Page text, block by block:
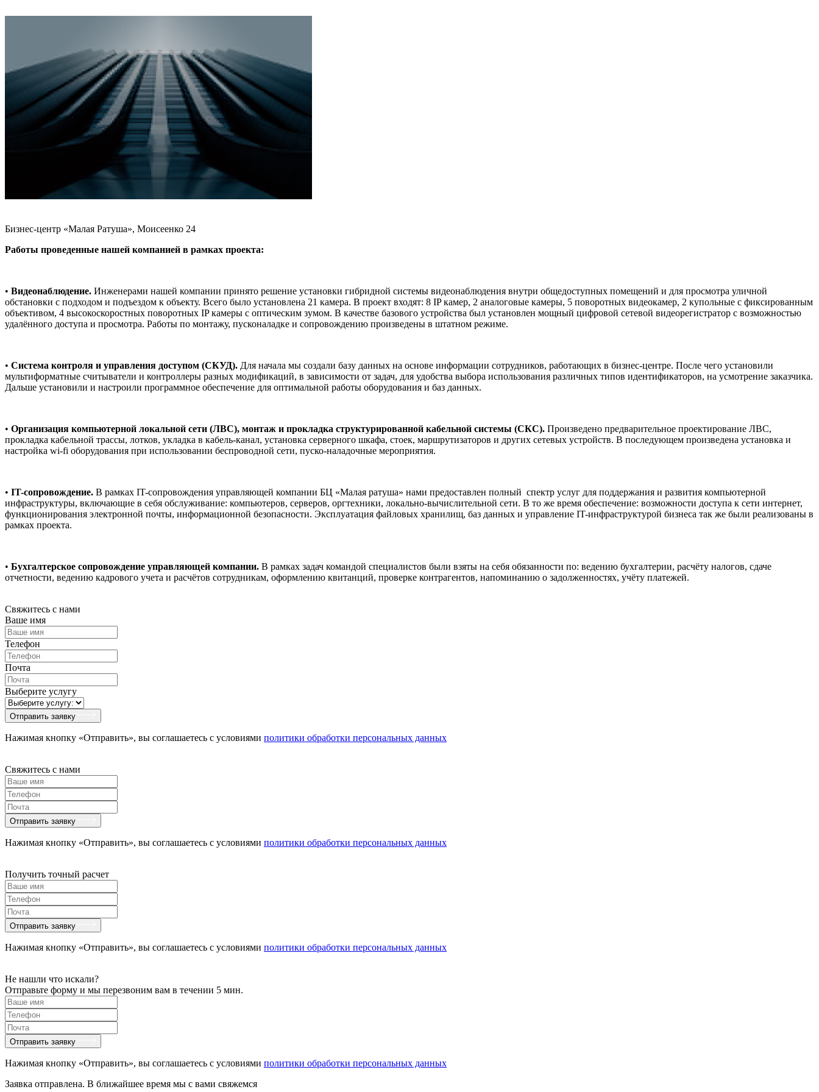
Бизнес-центр «Малая Ратуша», Моисеенко 24
Работы проведенные нашей компанией в рамках проекта:
• Видеонаблюдение. Инженерами нашей компании принято решение установки гибридной системы видеонаблюдения внутри общедоступных помещений и для просмотра уличной
обстановки с подходом и подъездом к объекту. Всего было установлена 21 камера. В проект входят: 8 IP камер, 2 аналоговые камеры, 5 поворотных видеокамер, 2 купольные с фиксированным
объективом, 4 высокоскоростных поворотных IP камеры с оптическим зумом. В качестве базового устройства был установлен мощный цифровой сетевой видеорегистратор с возможностью
удалённого доступа и просмотра. Работы по монтажу, пусконаладке и сопровождению произведены в штатном режиме.
• Система контроля и управления доступом (СКУД). Для начала мы создали базу данных на основе информации сотрудников, работающих в бизнес-центре. После чего установили
мультиформатные считыватели и контроллеры разных модификаций, в зависимости от задач, для удобства выбора использования различных типов идентификаторов, на усмотрение заказчика.
Дальше установили и настроили программное обеспечение для оптимальной работы оборудования и баз данных.
• Организация компьютерной локальной сети (ЛВС), монтаж и прокладка структурированной кабельной системы (СКС). Произведено предварительное проектирование ЛВС,
прокладка кабельной трассы, лотков, укладка в кабель-канал, установка серверного шкафа, стоек, маршрутизаторов и других сетевых устройств. В последующем произведена установка и
настройка wi-fi оборудования при использовании беспроводной сети, пуско-наладочные мероприятия.
• IT-сопровождение. В рамках IT-сопровождения управляющей компании БЦ «Малая ратуша» нами предоставлен полный спектр услуг для поддержания и развития компьютерной
инфраструктуры, включающие в себя обслуживание: компьютеров, серверов, оргтехники, локально-вычислительной сети. В то же время обеспечение: возможности доступа к сети интернет,
функционирования электронной почты, информационной безопасности. Эксплуатация файловых хранилищ, баз данных и управление IT-инфраструктурой бизнеса так же были реализованы в
рамках проекта.
• Бухгалтерское сопровождение управляющей компании. В рамках задач командой специалистов были взяты на себя обязанности по: ведению бухгалтерии, расчёту налогов, сдаче
отчетности, ведению кадрового учета и расчётов сотрудникам, оформлению квитанций, проверке контрагентов, напоминанию о задолженностях, учёту платежей.
Свяжитесь с нами
Ваше имя
Телефон
Почта
Выберите услугу
Отправить заявку
Нажимая кнопку «Отправить», вы соглашаетесь с условиями политики обработки персональных данных
Свяжитесь с нами
Отправить заявку
Нажимая кнопку «Отправить», вы соглашаетесь с условиями политики обработки персональных данных
Получить точный расчет
Отправить заявку
Нажимая кнопку «Отправить», вы соглашаетесь с условиями политики обработки персональных данных
Не нашли что искали?
Отправьте форму и мы перезвоним вам в течении 5 мин.
Отправить заявку
Нажимая кнопку «Отправить», вы соглашаетесь с условиями политики обработки персональных данных
Заявка отправлена. В ближайшее время мы с вами свяжемся